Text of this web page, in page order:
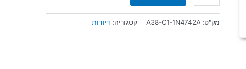
מק"ט: A38-C1-1N4742A קטגוריה: דיודות